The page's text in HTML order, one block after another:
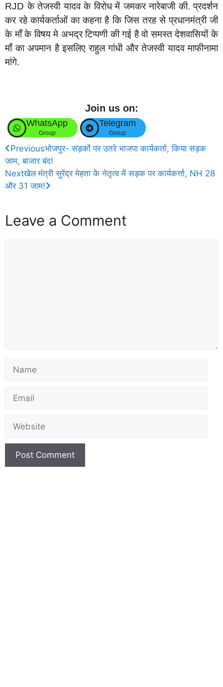
RJD के तेजस्वी यादव के विरोध में जमकर नारेबाजी की. प्रदर्शन
कर रहे कार्यकर्ताओं का कहना है कि जिस तरह से प्रधानमंत्री जी
के माँ के विषय मे अभद्र टिप्पणी की गई है वो समस्त देशवासियों के
माँ का अपमान है इसलिए राहुल गांधी और तेजस्वी यादव माफीनामा
मांगे.
Join us on:
WhatsApp
Group
Telegram
Group
Previousभोजपुर- सड़कों पर उतरे भाजपा कार्यकर्ता, किया सड़क
जाम, बाजार बंद!
Nextखेल मंत्री सुरेंद्र मेहता के नेतृत्व में सड़क पर कार्यकर्त्ता, NH 28
और 31 जाम!
Leave a Comment